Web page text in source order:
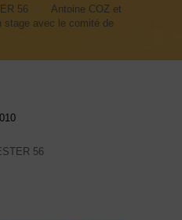
56
Antoine COZ et
stage avec le comité de
56